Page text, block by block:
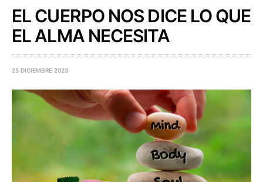
EL CUERPO NOS DICE LO QUE
EL ALMA NECESITA
25 DICIEMBRE 2023